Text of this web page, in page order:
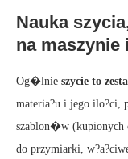
Nauka
na maszynie
Og�lnie szycie to
materia?u i jego ilo?ci,
szablon�w (kupionych
do przymiarki,